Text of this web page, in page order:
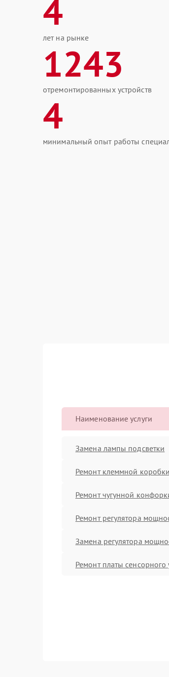
4
лет на рынке
1243
отремонтированных устройств
4
минимальный опыт работы
Наименование услуги
Замена лампы подсветки
Ремонт клеммной коробки
Ремонт чугунной
Ремонт регулятора
Замена регулятора
Ремонт платы сенсорного